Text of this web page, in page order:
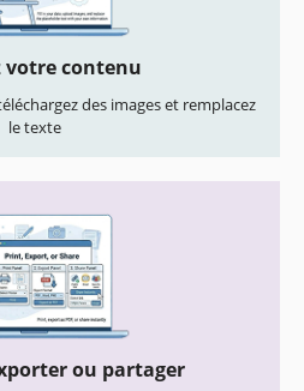
votre contenu
des images et remplacez
le texte
ou partager